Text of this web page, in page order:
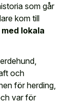
som går
kom till
lokala
och
för herding,
var för